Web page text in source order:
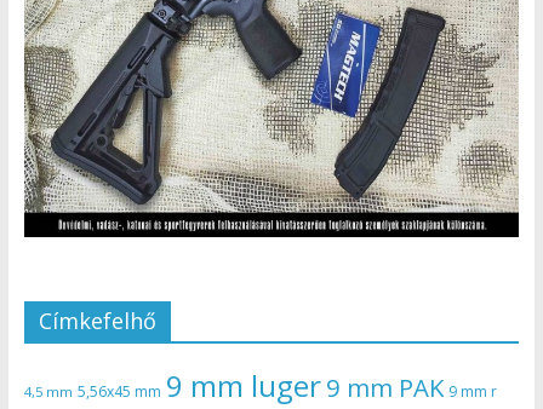
Címkefelhő
4,5 mm 5,56x45 mm 9 mm luger9 mm PAK 9 mm r